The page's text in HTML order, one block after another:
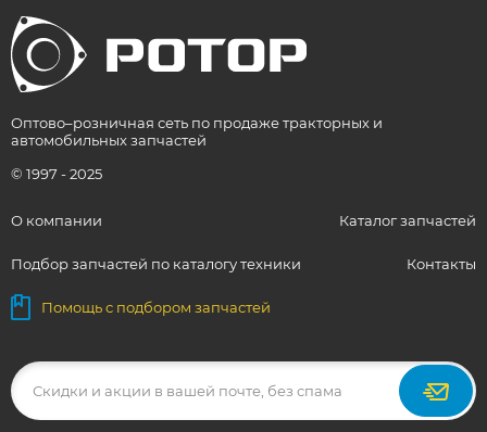
Оптово–розничная сеть по продаже тракторных и
автомобильных запчастей
© 1997 - 2025
О компании Каталог запчастей
Подбор запчастей по каталогу техники Контакты
Помощь с подбором запчастей